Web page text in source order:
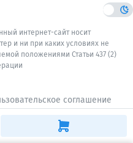
интернет-сайт носит
и ни при каких условиях не
положениями Статьи 437 (2)
соглашение